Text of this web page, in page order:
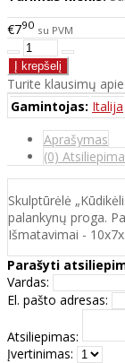
€790 su PVM
Turite klausimų
Gamintojas: Italija
Aprašymas
(0)
Skulptūrėlė
palankynų proga.
Išmatavimai -
Parašyti
Vardas:
El. pašto adresas:
Atsiliepimas:
Įvertinimas: